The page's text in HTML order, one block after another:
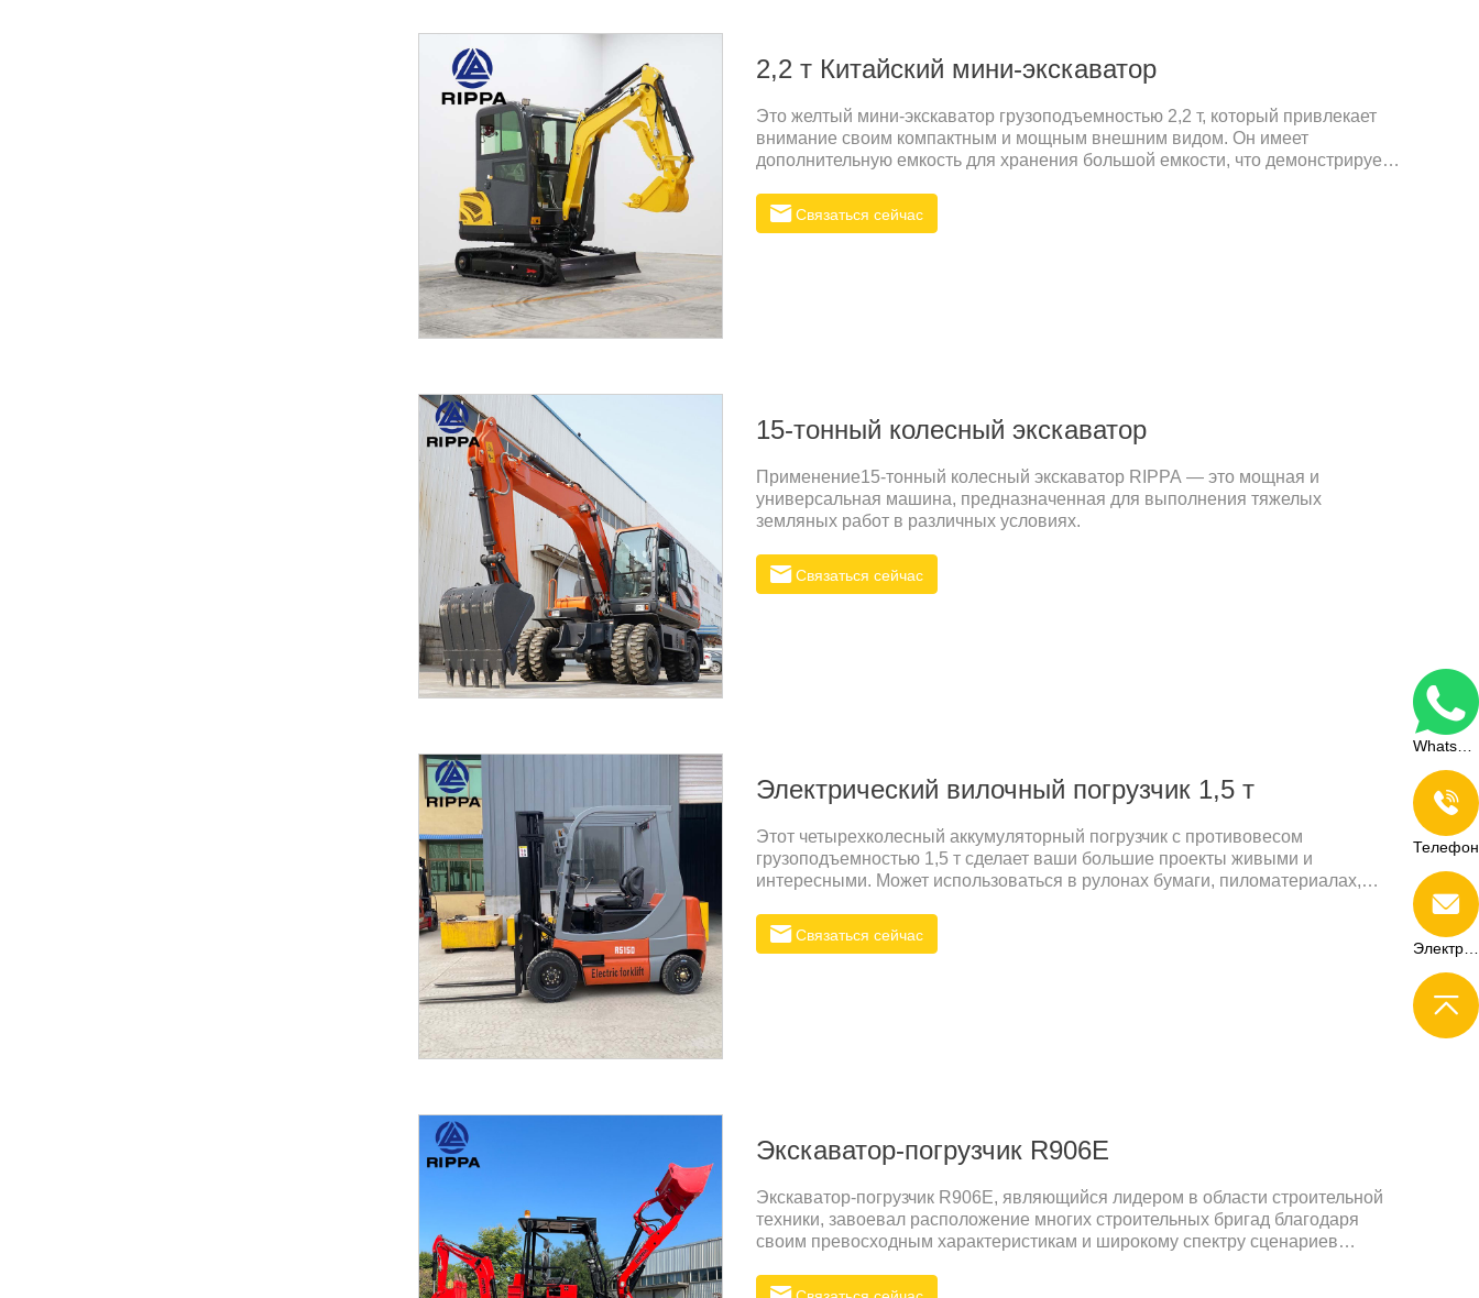
2,2 т Китайский мини-экскаватор
Это желтый мини-экскаватор грузоподъемностью 2,2 т, который привлекает
внимание своим компактным и мощным внешним видом. Он имеет
дополнительную емкость для хранения большой емкости, что демонстрирует
отражает его эффективную работу в строительстве.Таблица конвертов
продуктовПараметры продуктаПараметрЗначениеМОДЕЛЬR330Общий
Связаться сейчас
15-тонный колесный экскаватор
Применение15-тонный колесный экскаватор RIPPA — это мощная и
универсальная машина, предназначенная для выполнения тяжелых
земляных работ в различных условиях.
Связаться сейчас
Электрический вилочный погрузчик 1,5 т
Этот четырехколесный аккумуляторный погрузчик с противовесом
грузоподъемностью 1,5 т сделает ваши большие проекты живыми и
интересными. Может использоваться в рулонах бумаги, пиломатериалах,
Электрический вилочный погрузчик rippa грузоподъемностью 1,5 т
предназначен для работы с самыми тяжелыми грузами. Разработан для
Связаться сейчас
Экскаватор-погрузчик R906E
Экскаватор-погрузчик R906E, являющийся лидером в области строительной
техники, завоевал расположение многих строительных бригад благодаря
своим превосходным характеристикам и широкому спектру сценариев
задачами благодаря своим мощным возможностям копания и погрузки, будь
Телефон